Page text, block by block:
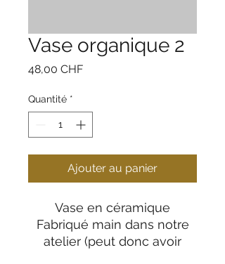
Vase organique 2
48,00 CHFPrix
Quantité *
Ajouter au panier
Vase en céramique
Fabriqué main dans notre
atelier (peut donc avoir